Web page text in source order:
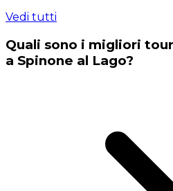
Vedi tutti
Quali sono i migliori
a Spinone al Lago?